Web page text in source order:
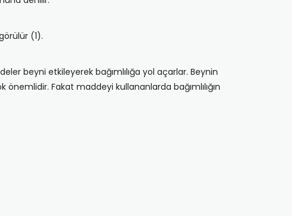
(1).
beyni etkileyerek bağımlılığa yol açarlar. Beynin
Fakat maddeyi kullananlarda bağımlılığın